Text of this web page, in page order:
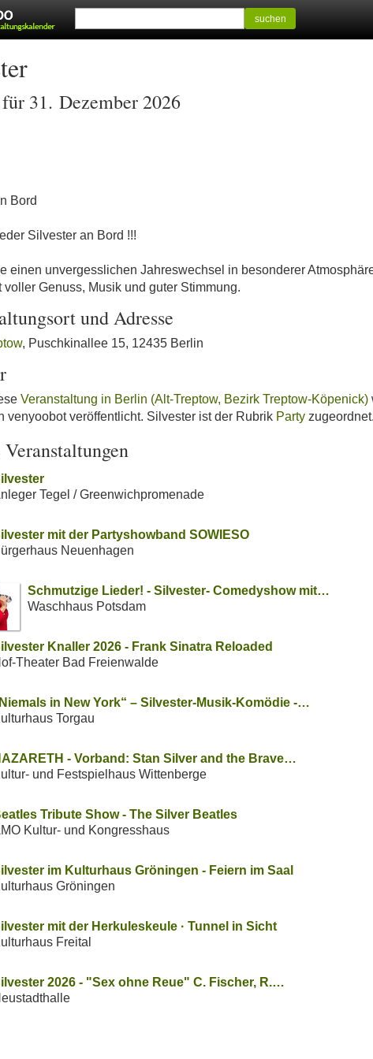
suchen
31. Dezember 2026
Bord
Silvester an Bord !!!
einen unvergesslichen Jahreswechsel in besonderer
voller Genuss, Musik und guter Stimmung.
und Adresse
, Puschkinallee 15, 12435 Berlin
Veranstaltung in Berlin (Alt-Treptow, Bezirk Treptow-Köpenick)
venyoobot veröffentlicht. Silvester ist der Rubrik Party zugeordnet.
Tegel / Greenwichpromenade
mit der Partyshowband SOWIESO
Neuenhagen
Schmutzige Lieder! - Silvester- Comedyshow mit…
Waschhaus Potsdam
Knaller 2026 - Frank Sinatra Reloaded
Theater Bad Freienwalde
in New York“ – Silvester-Musik-Komödie -…
Torgau
- Vorband: Stan Silver and the Brave…
und Festspielhaus Wittenberge
Tribute Show - The Silver Beatles
Kultur- und Kongresshaus
im Kulturhaus Gröningen - Feiern im Saal
Gröningen
mit der Herkuleskeule · Tunnel in Sicht
Freital
2026 - "Sex ohne Reue" C. Fischer, R.…